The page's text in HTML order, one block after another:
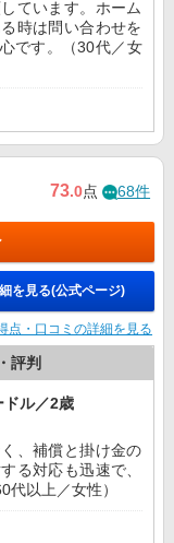
ています。ホーム
時は問い合わせを
です。（30代／女
73.0点 68件
を見る(公式ページ)
点・口コミの詳細を見る
評判
ドル／2歳
、補償と掛け金の
る対応も迅速で、
以上／女性）